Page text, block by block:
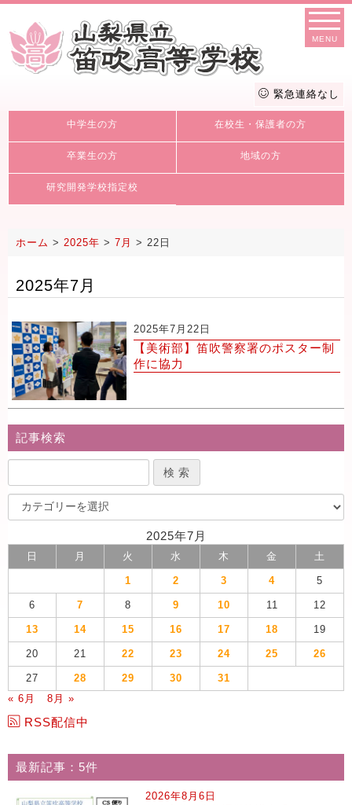
MENU
緊急連絡なし
中学生の方 在校生・保護者の方
卒業生の方 地域の方
研究開発学校指定校
ホーム > 2025年 > 7月 > 22日
2025年7月
2025年7月22日
【美術部】笛吹警察署のポスター制
作に協力
記事検索
2025年7月
日 月 火 水 木 金 土
1 2 3 4 5
6 7 8 9 10 11 12
13 14 15 16 17 18 19
20 21 22 23 24 25 26
27 28 29 30
31
« 6月
8月 »
RSS配信中
最新記事：5件
2026年8月6日